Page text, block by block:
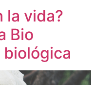
la vida?
Bio